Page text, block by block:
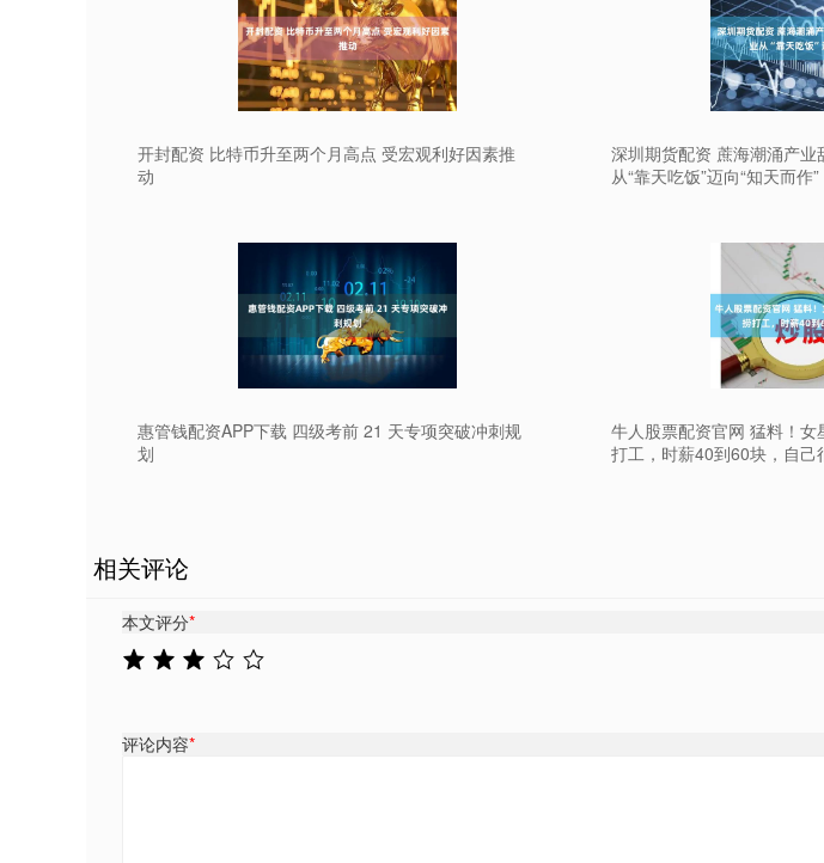
开封配资 比特币升至两个月高点 受宏观利好因素推
动
深圳期货配资 蔗海潮涌产
从“靠天吃饭”迈向“知天而作”
惠管钱配资APP下载 四级考前 21 天专项突破冲刺规
划
牛人股票配资官网 猛料！
打工，时薪40到60块，自己
相关评论
本文评分*
评论内容*